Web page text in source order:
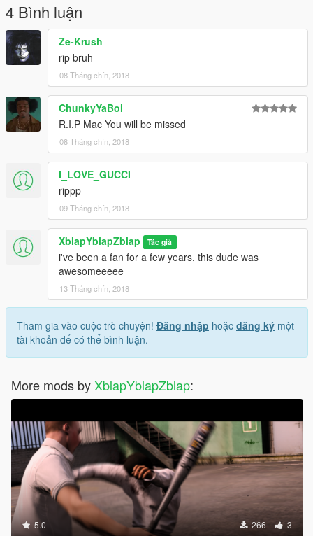
4 Bình luận
Ze-Krush
rip bruh
08 Tháng chín, 2018
ChunkyYaBoi
R.I.P Mac You will be missed
08 Tháng chín, 2018
I_LOVE_GUCCI
rippp
09 Tháng chín, 2018
XblapYblapZblap Tác giả
i've been a fan for a few years, this dude was
awesomeeeee
13 Tháng chín, 2018
Tham gia vào cuộc trò chuyện! Đăng nhập hoặc đăng ký một
tài khoản để có thể bình luận.
More mods byXblapYblapZblap:
5.0 266 3